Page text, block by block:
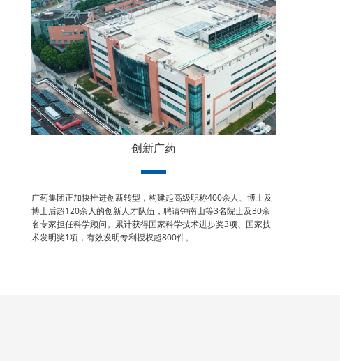
创新广药
广药集团正加快推进创新转型，构建起高级职称400余人、博士及
博士后超120余人的创新人才队伍，聘请钟南山等3名院士及30余
名专家担任科学顾问。累计获得国家科学技术进步奖3项、国家技
术发明奖1项，有效发明专利授权超800件。